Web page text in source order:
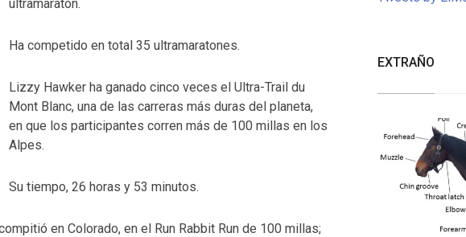
ultramaratón.
Ha competido en total 35 ultramaratones.
Lizzy Hawker ha ganado cinco veces el Ultra-Trail du
Mont Blanc, una de las carreras más duras del planeta,
en que los participantes corren más de 100 millas en los
Alpes.
Su tiempo, 26 horas y 53 minutos.
en Colorado, en el Run Rabbit Run de 100 millas;
EXTRAÑO